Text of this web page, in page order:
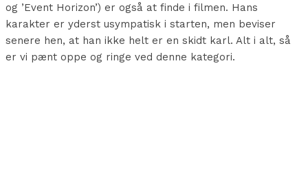
og ’Event Horizon’) er også at finde i filmen. Hans
karakter er yderst usympatisk i starten, men beviser
senere hen, at han ikke helt er en skidt karl. Alt i alt, så
er vi pænt oppe og ringe ved denne kategori.